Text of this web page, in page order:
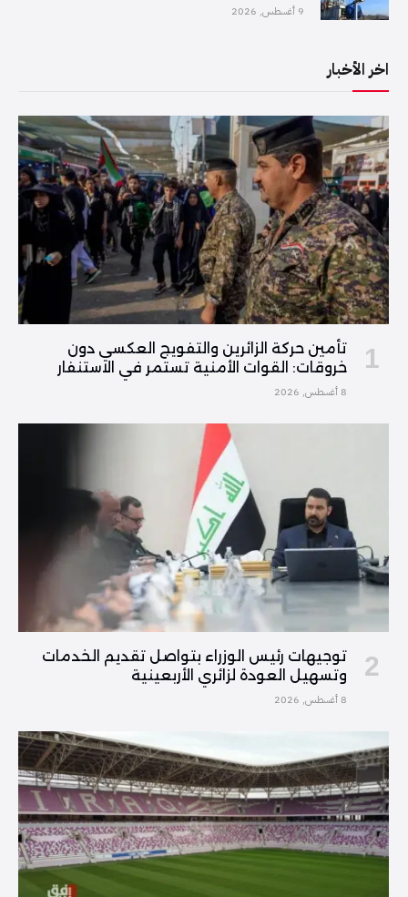
9 أغسطس, 2026
اخر الأخبار
تأمين حركة الزائرين والتفويج العكسي دون
خروقات: القوات الأمنية تستمر في الاستنفار
8 أغسطس, 2026
توجيهات رئيس الوزراء بتواصل تقديم الخدمات
وتسهيل العودة لزائري الأربعينية
8 أغسطس, 2026